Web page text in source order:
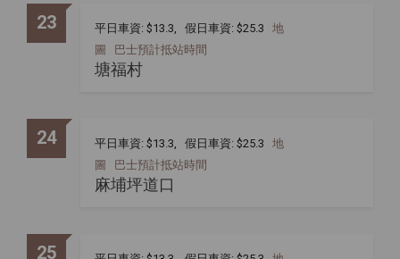
23 平日車資: $13.3, 假日車資: $25.3 地
圖
巴士預計抵站時間
塘福村
24 平日車資: $13.3, 假日車資: $25.3 地
圖
巴士預計抵站時間
麻埔坪道口
25